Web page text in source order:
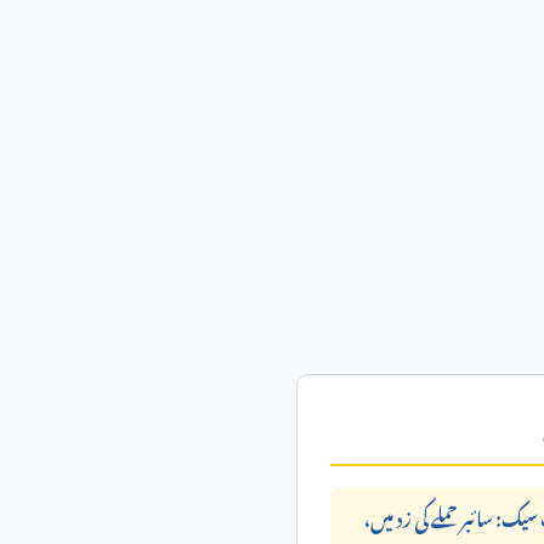
سائبر حملے کی زد میں،